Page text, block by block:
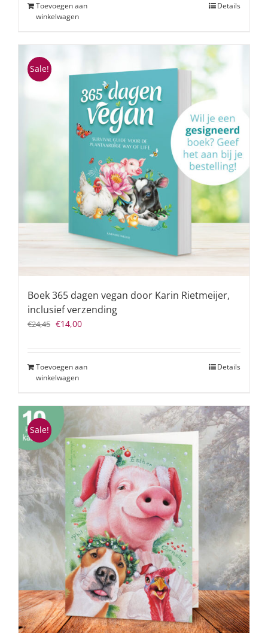
Toevoegen aan
winkelwagen
Details
Sale!
Boek 365 dagen vegan door Karin Rietmeijer,
inclusief verzending
€24,45 Oorspronkelijke
€24,45.
€14,00Huidige
€14,00.
Toevoegen aan
winkelwagen
Details
Sale!